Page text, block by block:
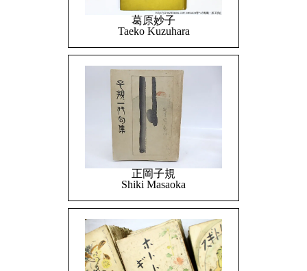
葛原妙子
Taeko Kuzuhara
正岡子規
Shiki Masaoka